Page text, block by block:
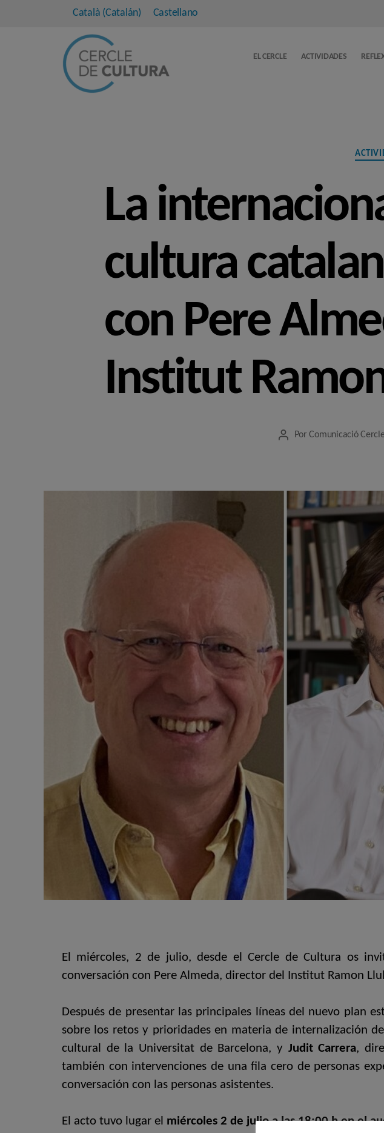
Català (Catalán) Castellano
EL CERCLE ACTIVIDADES
La
cultura
con Pere
Institut
AutorPorComunicació
El miércoles, 2 de julio, desde el Cercle de Cultura os
conversación con Pere Almeda, director del Institut Ramon
Después de presentar las principales líneas del nuevo plan
sobre los retos y prioridades en materia de internalización
cultural de la Universitat de Barcelona, y Judit Carrera,
también con intervenciones de una fila cero de personas
conversación con las personas asistentes.
El acto tuvo lugar el miércoles 2 de julio a las 18:00 h en el